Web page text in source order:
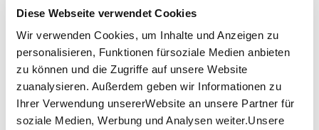
Diese Webseite verwendet Cookies
Wir verwenden Cookies, um Inhalte und Anzeigen zu
personalisieren, Funktionen fürsoziale Medien anbieten
zu können und die Zugriffe auf unsere Website
zuanalysieren. Außerdem geben wir Informationen zu
Ihrer Verwendung unsererWebsite an unsere Partner für
soziale Medien, Werbung und Analysen weiter.Unsere
Lage & Kontakt
Cloud No. 7 Bar & Lounge
Wolframstraße 41
70191 Stuttgart
Telefon:+49 (0) 711 96984 920
Mail:hi.stuttgart@jaz-hotel.com